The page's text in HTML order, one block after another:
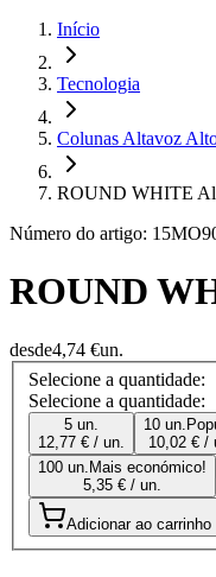
Início
Tecnologia
Colunas Altavoz
ROUND WHITE
Número do artigo:
ROUND
desde4,74 €un.
Selecione a quantidade:
Selecione a quantidade:
5 un.
12,77 € / un.
10 un.
10,02 € /
100 un. Mais económico!
5,35 € / un.
Adicionar ao carrinho